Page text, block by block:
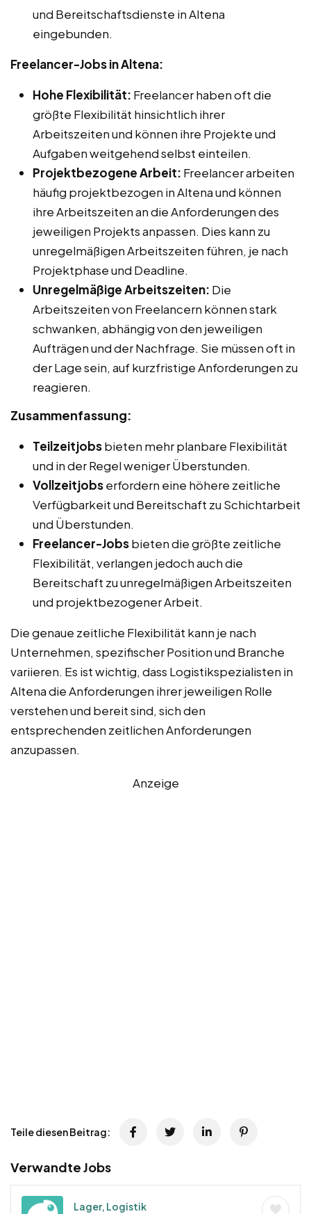
und Bereitschaftsdienste in Altena
eingebunden.
Freelancer-Jobs in Altena:
Hohe Flexibilität: Freelancer haben oft die
größte Flexibilität hinsichtlich ihrer
Arbeitszeiten und können ihre Projekte und
Aufgaben weitgehend selbst einteilen.
Projektbezogene Arbeit: Freelancer arbeiten
häufig projektbezogen in Altena und können
ihre Arbeitszeiten an die Anforderungen des
jeweiligen Projekts anpassen. Dies kann zu
unregelmäßigen Arbeitszeiten führen, je nach
Projektphase und Deadline.
Unregelmäßige Arbeitszeiten: Die
Arbeitszeiten von Freelancern können stark
schwanken, abhängig von den jeweiligen
Aufträgen und der Nachfrage. Sie müssen oft in
der Lage sein, auf kurzfristige Anforderungen zu
reagieren.
Zusammenfassung:
Teilzeitjobsbieten mehr planbare Flexibilität
und in der Regel weniger Überstunden.
Vollzeitjobserfordern eine höhere zeitliche
Verfügbarkeit und Bereitschaft zu Schichtarbeit
und Überstunden.
Freelancer-Jobsbieten die größte zeitliche
Flexibilität, verlangen jedoch auch die
Bereitschaft zu unregelmäßigen Arbeitszeiten
und projektbezogener Arbeit.
Die genaue zeitliche Flexibilität kann je nach
Unternehmen, spezifischer Position und Branche
variieren. Es ist wichtig, dass Logistikspezialisten in
Altena die Anforderungen ihrer jeweiligen Rolle
verstehen und bereit sind, sich den
entsprechenden zeitlichen Anforderungen
anzupassen.
Anzeige
Teile diesen Beitrag:
Verwandte Jobs
Lager, Logistik